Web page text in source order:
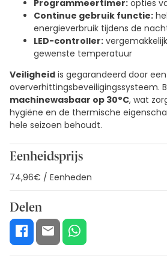
Programmeertimer: opties
Continue gebruik functie:
energieverbruik tijdens de
LED-controller:
gewenste temperatuur
Veiligheid is gegarandeerd door een
oververhittingsbeveiligingssysteem.
machinewasbaar op 30°C, wat
hygiëne en de thermische
hele seizoen behoudt.
Eenheidsprijs
74,96€ / Eenheden
Delen